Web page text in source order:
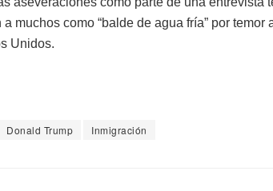
muchos como “balde de agua fría” por
Unidos.
Donald Trump Inmigración